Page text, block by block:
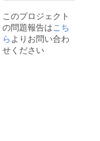
このプロジェクト
の問題報告はこち
らよりお問い合わ
せください